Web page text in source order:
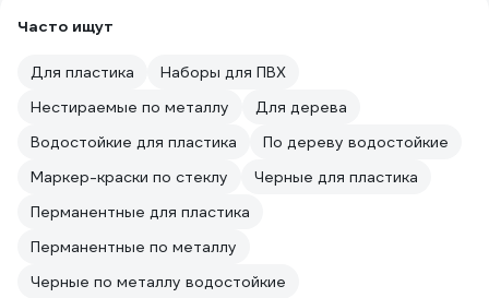
Часто ищут
Для пластика
Наборы для ПВХ
Нестираемые по металлу
Для дерева
Водостойкие для пластика
По дереву водостойкие
Маркер-краски по стеклу
Черные для пластика
Перманентные для пластика
Перманентные по металлу
Черные по металлу водостойкие